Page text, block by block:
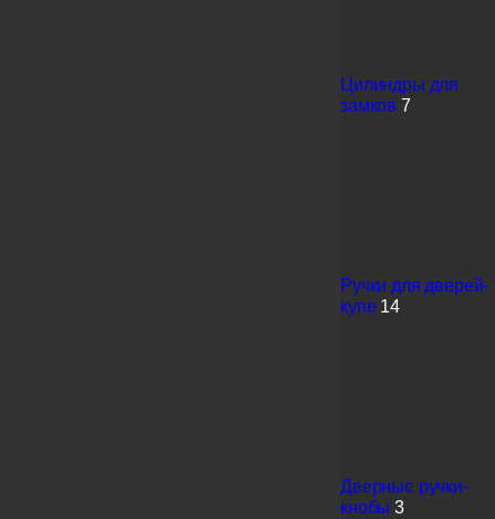
Цилиндры для
замков 7
Ручки для дверей-
купе 14
Дверные ручки-
кнобы 3